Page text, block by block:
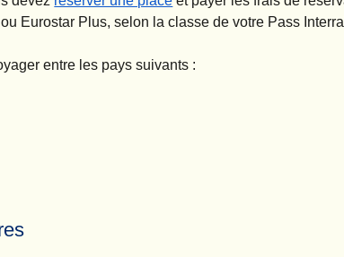
Eurostar Plus, selon la classe de votre Pass
entre les pays suivants :